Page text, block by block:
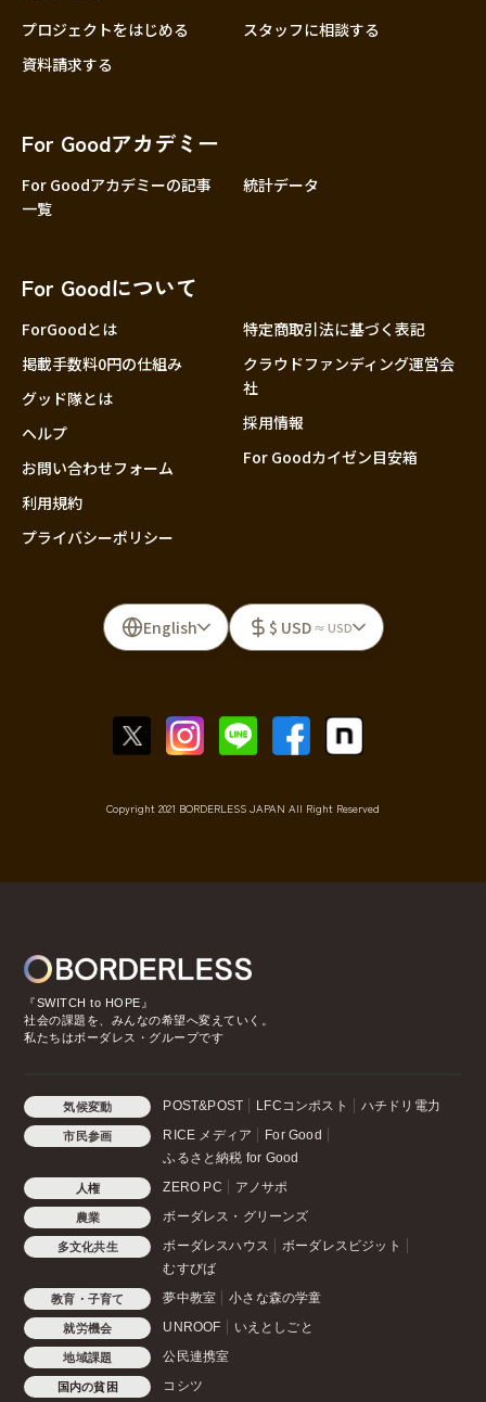
プロジェクトをはじめる
スタッフに相談する
資料請求する
For Goodアカデミー
For Goodアカデミーの記事
一覧
統計データ
For Goodについて
ForGoodとは
掲載手数料0円の仕組み
グッド隊とは
ヘルプ
お問い合わせフォーム
利用規約
プライバシーポリシー
特定商取引法に基づく表記
クラウドファンディング運営会
社
採用情報
For Goodカイゼン目安箱
English $ USD ≈ USD
Copyright 2021 BORDERLESS JAPAN All Right Reserved
『SWITCH to HOPE』
社会の課題を、みんなの希望へ変えていく。
私たちはボーダレス・グループです
気候変動 POST&POST LFCコンポスト ハチドリ電力
市民参画 RICE メディア
For Good
ふるさと納税 for Good
人権 ZERO PC アノサポ
農業 ボーダレス・グリーンズ
多文化共生 ボーダレスハウス
ボーダレスビジット
むすびば
教育・子育て 夢中教室 小さな森の学童
就労機会 UNROOF いえとしごと
地域課題 公民連携室
国内の貧困 コシツ